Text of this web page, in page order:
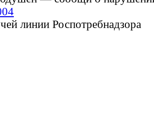
линии Роспотребнадзора